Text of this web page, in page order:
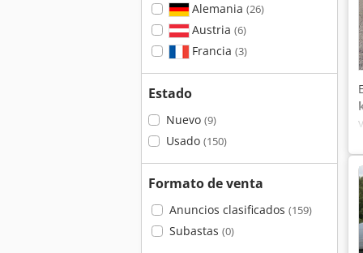
Alemania (26)
Austria (6)
Francia (3)
Estado
Nuevo (9)
Usado (150)
Formato de venta
Anuncios clasificados (159)
Subastas (0)